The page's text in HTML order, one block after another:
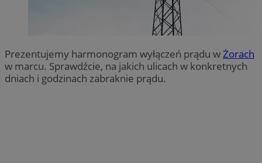
Prezentujemy harmonogram wyłączeń prądu wŻorach
w marcu. Sprawdźcie, na jakich ulicach w konkretnych
dniach i godzinach zabraknie prądu.